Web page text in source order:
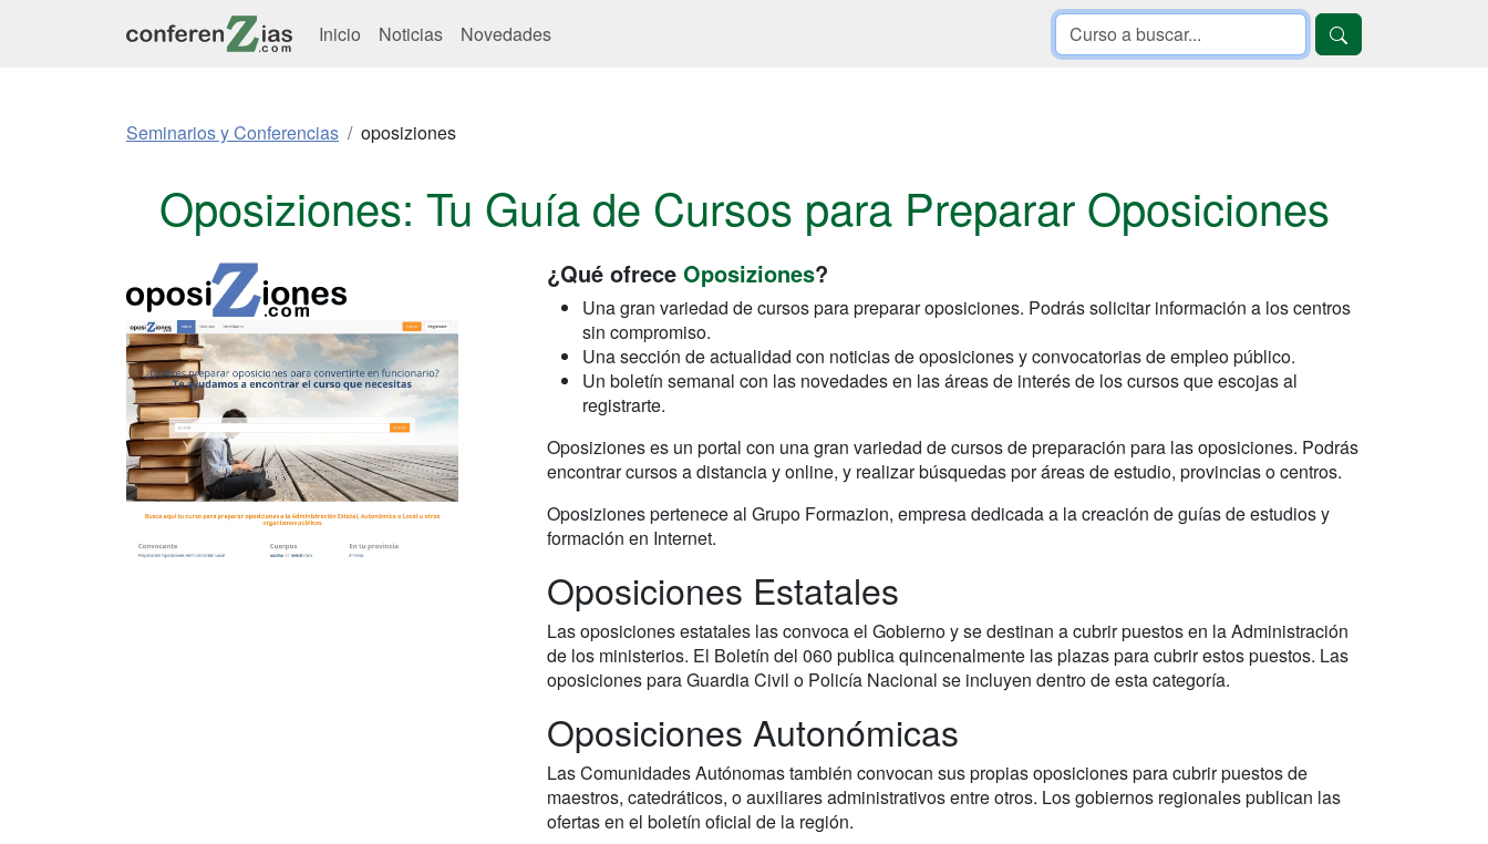
Inicio Noticias Novedades
Seminarios y Conferencias oposiziones
Oposiziones: Tu Guía de Cursos para Preparar Oposiciones
¿Qué ofrece Oposiziones?
Una gran variedad de cursos para preparar oposiciones. Podrás solicitar información a los centros
sin compromiso.
Una sección de actualidad con noticias de oposiciones y convocatorias de empleo público.
Un boletín semanal con las novedades en las áreas de interés de los cursos que escojas al
registrarte.
Oposiziones es un portal con una gran variedad de cursos de preparación para las oposiciones. Podrás
encontrar cursos a distancia y online, y realizar búsquedas por áreas de estudio, provincias o centros.
Oposiziones pertenece al Grupo Formazion, empresa dedicada a la creación de guías de estudios y
formación en Internet.
Oposiciones Estatales
Las oposiciones estatales las convoca el Gobierno y se destinan a cubrir puestos en la Administración
de los ministerios. El Boletín del 060 publica quincenalmente las plazas para cubrir estos puestos. Las
oposiciones para Guardia Civil o Policía Nacional se incluyen dentro de esta categoría.
Oposiciones Autonómicas
Las Comunidades Autónomas también convocan sus propias oposiciones para cubrir puestos de
maestros, catedráticos, o auxiliares administrativos entre otros. Los gobiernos regionales publican las
ofertas en el boletín oficial de la región.